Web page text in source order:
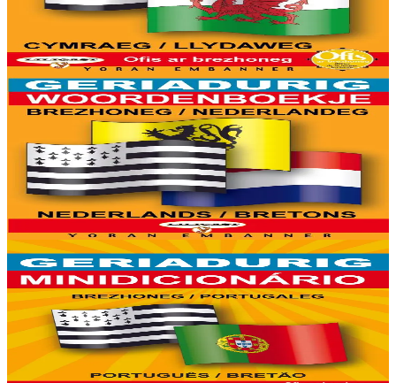
8000 ger ha troidigezh & fonetik a ya d'ober ar geriadur chakod-
mañ. Kavout a reer e-barzh geriaoueg ar vuhez pemdez.
Er stok6,00 €
6 vloaz hag ouzhpenn
Yoran Embanner
Geriadurig brezhoneg-nederlandeg / nederlandeg-
brezhoneg
8000 ger ha troidigezh & fonetik a ya d'ober ar geriadur chakod-
mañ. Kavout a reer e-barzh geriaoueg ar vuhez pemdez.
Er stok6,00 €
6 vloaz hag ouzhpenn
Yoran Embanner
Geriadurig brezhoneg-portugaleg / portugaleg-
brezhoneg
8000 ger ha troidigezh & fonetik a ya d'ober ar geriadur chakod-
mañ. Kavout a reer e-barzh geriaoueg ar vuhez pemdez.